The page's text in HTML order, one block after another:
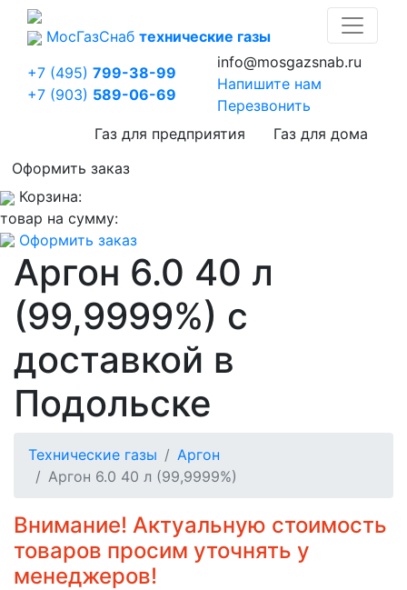
МосГазСнаб технические газы
+7 (495) 799-38-99
+7 (903) 589-06-69
info@mosgazsnab.ru
Напишите нам
Перезвонить
Газ для предприятия
Газ для дома
Оформить заказ
Корзина:
товар на сумму:
Оформить заказ
Аргон 6.0 40 л
(99,9999%) с
доставкой в
Подольске
Технические газы
Аргон
Аргон 6.0 40 л (99,9999%)
Внимание! Актуальную стоимость
товаров просим уточнять у
менеджеров!